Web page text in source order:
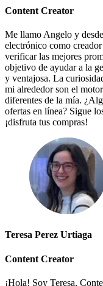
Content Creator
Me llamo Angelo y
electrónico como
verificar las mejores
objetivo de ayudar a la
y ventajosa. La
mi alrededor son el
diferentes de la mía.
ofertas en línea? Sigue
¡disfruta tus compras!
Teresa Perez Urtiaga
Content Creator
¡Hola! Soy Teresa,